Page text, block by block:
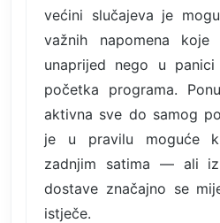
većini slučajeva je
važnih napomena
unaprijed nego u
početka programa.
aktivna sve do samog
je u pravilu moguće
zadnjim satima — ali
dostave značajno se
istječe.